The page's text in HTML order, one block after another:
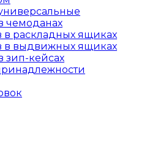
чемоданах
в раскладных ящиках
в выдвижных ящиках
зип-кейсах